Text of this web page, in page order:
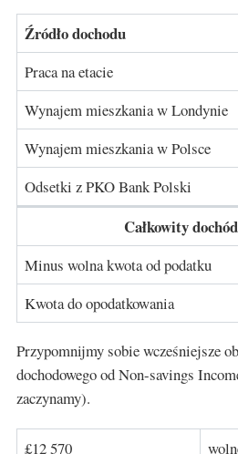
Źródło dochodu
Praca na etacie
Wynajem mieszkania w Londynie
Wynajem mieszkania w Polsce
Odsetki z PKO Bank Polski
Całkowity dochód
Minus wolna kwota od podatku
Kwota do opodatkowania
Przypomnijmy sobie wcześniejsze
dochodowego od Non-savings
zaczynamy).
£12 570